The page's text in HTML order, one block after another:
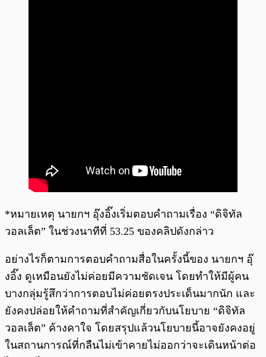
*หมายเหตุ นายกฯ อุ๊งอิ๊งเริ่มตอบคำถามเรื่อง “ดิจิทัล
วอลเล็ต” ในช่วงนาทีที่ 53.25 ของคลิปดังกล่าว
อย่างไรก็ตามการตอบคำถามสื่อในครั้งนี้ของ นายกฯ อุ๊
งอิ๊ง ดูเหมือนยังไม่ค่อยมีความชัดเจน โดยทำให้มีผู้คน
บางกลุ่มรู้สึกว่าการตอบไม่ค่อยตรงประเด็นมากนัก และ
ยังคงปล่อยให้คำถามที่สำคัญเกี่ยวกับนโยบาย “ดิจิทัล
วอลเล็ต” ค้างคาใจ โดยสรุปแล้วนโยบายนี้อาจยังคงอยู่
ในสถานการณ์ที่กลืนไม่เข้าคายไม่ออกว่าจะเดินหน้าต่อ